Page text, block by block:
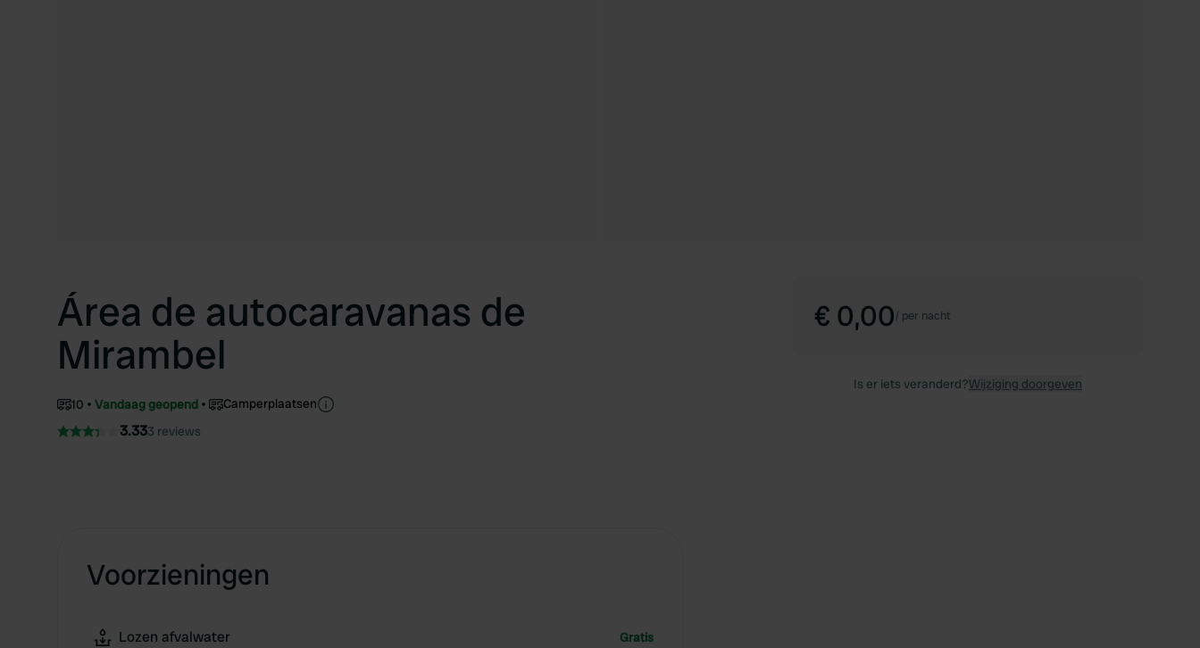
Área de autocaravanas de
Mirambel
10 Vandaag geopend Camperplaatsen
3.333 reviews
Voorzieningen
Lozen afvalwater Gratis
€ 0,00/ per nacht
Is er iets veranderd?Wijziging doorgeven